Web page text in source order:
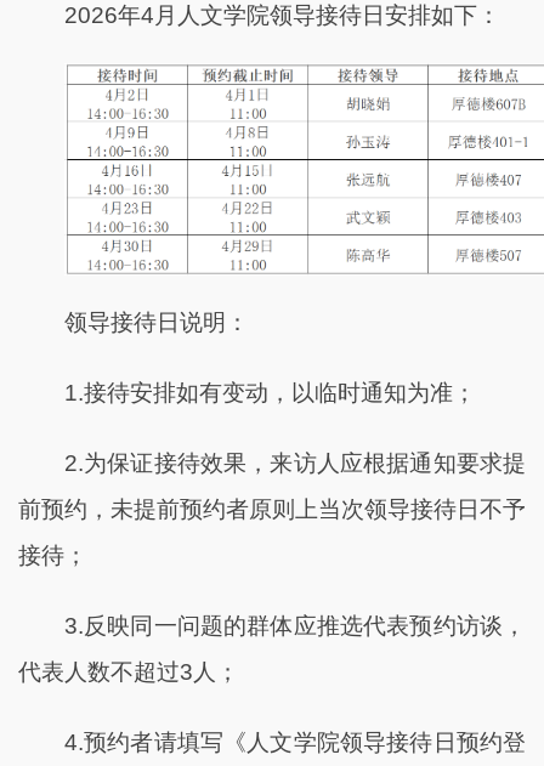
2026年4月人文学院领导接待日安排如下：
领导接待日说明：
1.接待安排如有变动，以临时通知为准；
2.为保证接待效果，来访人应根据通知要求提
前预约，未提前预约者原则上当次领导接待日不予
接待；
3.反映同一问题的群体应推选代表预约访谈，
代表人数不超过3人；
4.预约者请填写《人文学院领导接待日预约登